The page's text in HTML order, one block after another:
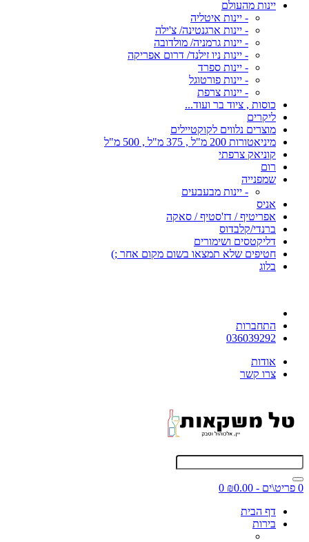
יינות מהעולם
- יינות איטליה
- יינות ארגנטינה/ צ'ילה
- יינות גרמניה/ מולדובה
- יינות ניו זילנד/ דרום אפריקה
- יינות ספרד
- יינות פורטוגל
- יינות צרפת
כוסות , ציוד בר ועוד...
ליקרים
מוצרים נלווים לקוקטיילים
מיניאטורות 200 מ"ל , 375 מ"ל , 500 מ"ל
קוניאק צרפתי
רום
שמפנייה
- יינות מבעבעים
אניס
אפריטיף / דז'סטיף / סאקה
ברנדי/קלבדוס
דליקטסים ושימורים
חטיפים שלא תמצאו בשום מקום אחר ;)
בלוג
התחברות
036039292
אודות
צרו קשר
0 פריט\ים - ₪0.00
0
דף הבית
בירות